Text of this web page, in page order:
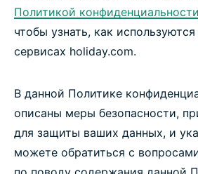
Политикой конфиденциальности
чтобы узнать, как
сервисах holiday.com.
В данной Политике
описаны меры безопасности,
для защиты ваших данных, и
можете обратиться с